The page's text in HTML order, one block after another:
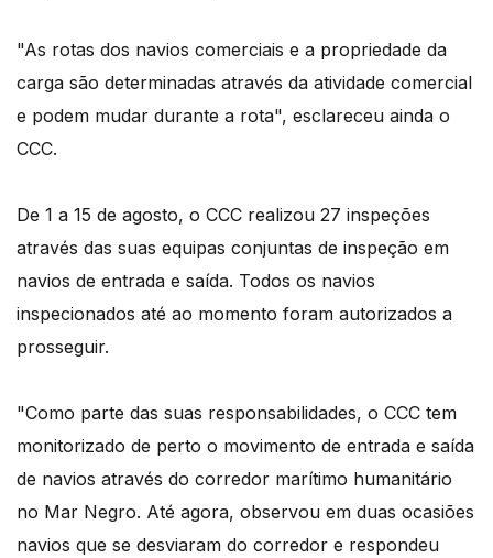
"As rotas dos navios comerciais e a propriedade da
carga são determinadas através da atividade comercial
e podem mudar durante a rota", esclareceu ainda o
CCC.
De 1 a 15 de agosto, o CCC realizou 27 inspeções
através das suas equipas conjuntas de inspeção em
navios de entrada e saída. Todos os navios
inspecionados até ao momento foram autorizados a
prosseguir.
"Como parte das suas responsabilidades, o CCC tem
monitorizado de perto o movimento de entrada e saída
de navios através do corredor marítimo humanitário
no Mar Negro. Até agora, observou em duas ocasiões
navios que se desviaram do corredor e respondeu